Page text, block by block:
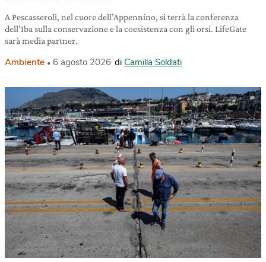
A Pescasseroli, nel cuore dell’Appennino, si terrà la conferenza
dell’Iba sulla conservazione e la coesistenza con gli orsi. LifeGate
sarà media partner.
Ambiente 6 agosto 2026 di Camilla Soldati